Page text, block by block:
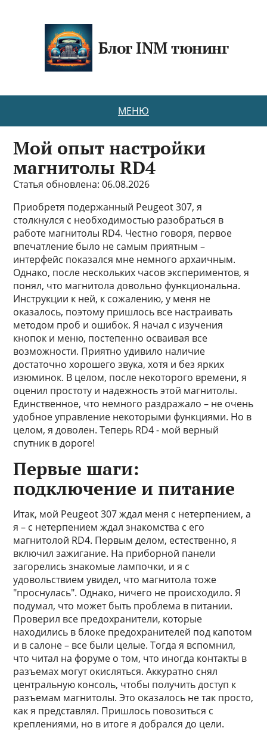
Блог INM тюнинг
МЕНЮ
Мой опыт настройки
магнитолы RD4
Статья обновлена: 06.08.2026
Приобретя подержанный Peugeot 307, я
столкнулся с необходимостью разобраться в
работе магнитолы RD4. Честно говоря, первое
впечатление было не самым приятным –
интерфейс показался мне немного архаичным.
Однако, после нескольких часов экспериментов, я
понял, что магнитола довольно функциональна.
Инструкции к ней, к сожалению, у меня не
оказалось, поэтому пришлось все настраивать
методом проб и ошибок. Я начал с изучения
кнопок и меню, постепенно осваивая все
возможности. Приятно удивило наличие
достаточно хорошего звука, хотя и без ярких
изюминок. В целом, после некоторого времени, я
оценил простоту и надежность этой магнитолы.
Единственное, что немного раздражало – не очень
удобное управление некоторыми функциями. Но в
целом, я доволен. Теперь RD4 - мой верный
спутник в дороге!
Первые шаги:
подключение и питание
Итак, мой Peugeot 307 ждал меня с нетерпением, а
я – с нетерпением ждал знакомства с его
магнитолой RD4. Первым делом, естественно, я
включил зажигание. На приборной панели
загорелись знакомые лампочки, и я с
удовольствием увидел, что магнитола тоже
"проснулась". Однако, ничего не происходило. Я
подумал, что может быть проблема в питании.
Проверил все предохранители, которые
находились в блоке предохранителей под капотом
и в салоне – все были целые. Тогда я вспомнил,
что читал на форуме о том, что иногда контакты в
разъемах могут окисляться. Аккуратно снял
центральную консоль, чтобы получить доступ к
разъемам магнитолы. Это оказалось не так просто,
как я представлял. Пришлось повозиться с
креплениями, но в итоге я добрался до цели.